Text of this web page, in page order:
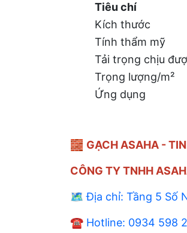
Tiêu chí
Kích thước
Tính thẩm mỹ
Tải trọng chịu
Trọng lượng/m²
Ứng dụng
🧱 GẠCH ASAHA -
CÔNG TY TNHH
🗺️Địa chỉ: Tầng 5 Số
☎️ Hotline: 0934 598